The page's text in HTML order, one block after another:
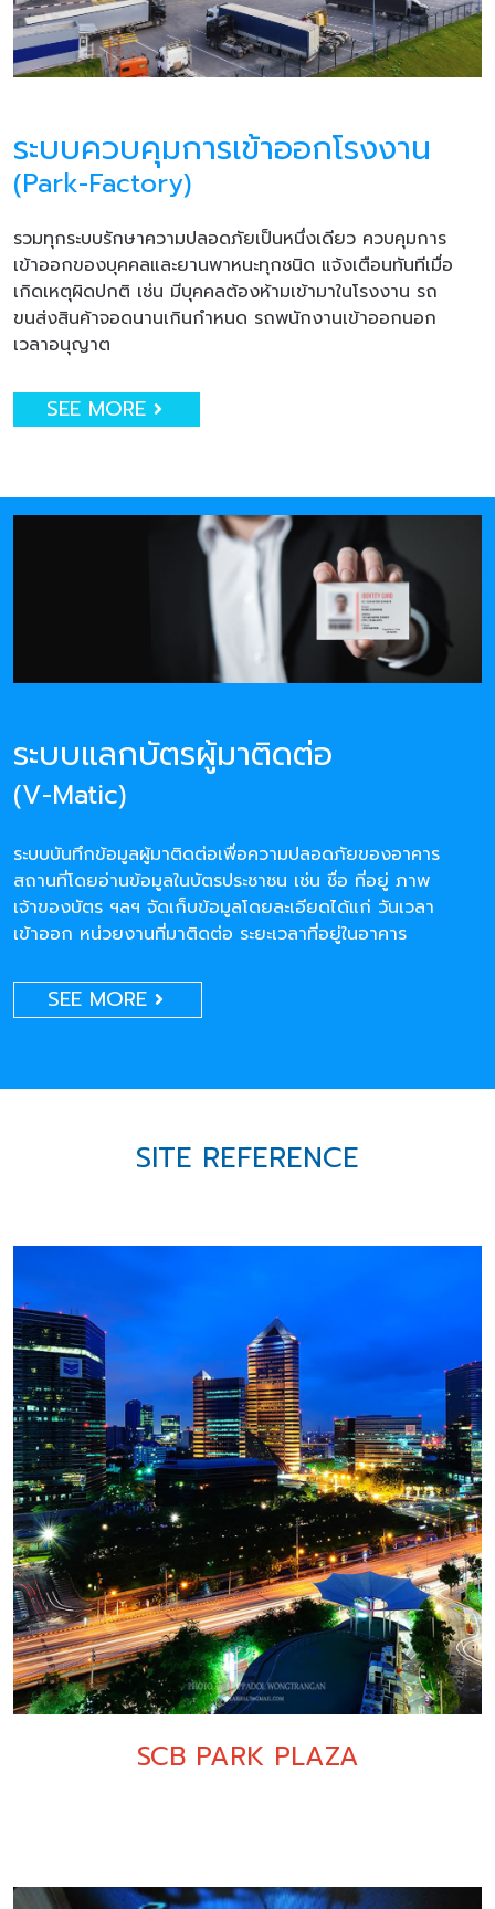
ระบบควบคุมการเข้าออกโรงงาน
(Park-Factory)
รวมทุกระบบรักษาความปลอดภัยเป็นหนึ่งเดียว ควบคุมการ
เข้าออกของบุคคลและยานพาหนะทุกชนิด แจ้งเตือนทันทีเมื่อ
เกิดเหตุผิดปกติ เช่น มีบุคคลต้องห้ามเข้ามาในโรงงาน รถ
ขนส่งสินค้าจอดนานเกินกำหนด รถพนักงานเข้าออกนอก
เวลาอนุญาต
SEE MORE
ระบบแลกบัตรผู้มาติดต่อ
(V-Matic)
ระบบบันทึกข้อมูลผู้มาติดต่อเพื่อความปลอดภัยของอาคาร
สถานที่โดยอ่านข้อมูลในบัตรประชาชน เช่น ชื่อ ที่อยู่ ภาพ
เจ้าของบัตร ฯลฯ จัดเก็บข้อมูลโดยละเอียดได้แก่ วันเวลา
เข้าออก หน่วยงานที่มาติดต่อ ระยะเวลาที่อยู่ในอาคาร
SEE MORE
SITE REFERENCE
SCB PARK PLAZA